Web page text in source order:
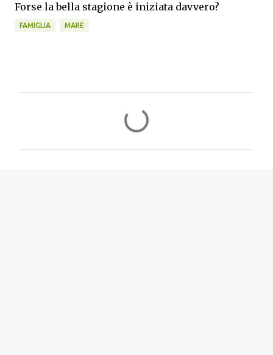
Forse la bella stagione è iniziata davvero?
FAMIGLIA MARE